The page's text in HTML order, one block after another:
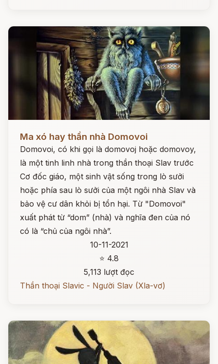
Ma xó hay thần nhà Domovoi
Domovoi, có khi gọi là domovoj hoặc domovoy,
là một tinh linh nhà trong thần thoại Slav trước
Cơ đốc giáo, một sinh vật sống trong lò sưởi
hoặc phía sau lò sưởi của một ngôi nhà Slav và
bảo vệ cư dân khỏi bị tổn hại. Từ "Domovoi"
xuất phát từ “dom” (nhà) và nghĩa đen của nó
có là “chủ của ngôi nhà”.
10-11-2021
⭐ 4.8
5,113 lượt đọc
Thần thoại Slavic - Người Slav (Xla-vơ)